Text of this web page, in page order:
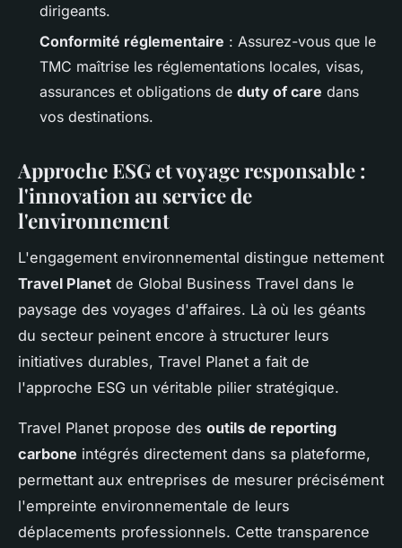
dirigeants.
Conformité réglementaire : Assurez-vous que le
TMC maîtrise les réglementations locales, visas,
assurances et obligations de duty of care dans
vos destinations.
Approche ESG et voyage responsable :
l'innovation au service de
l'environnement
L'engagement environnemental distingue nettement
Travel Planet de Global Business Travel dans le
paysage des voyages d'affaires. Là où les géants
du secteur peinent encore à structurer leurs
initiatives durables, Travel Planet a fait de
l'approche ESG un véritable pilier stratégique.
Travel Planet propose des outils de reporting
carbone intégrés directement dans sa plateforme,
permettant aux entreprises de mesurer précisément
l'empreinte environnementale de leurs
déplacements professionnels. Cette transparence